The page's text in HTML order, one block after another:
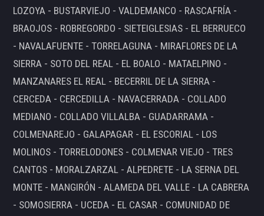
LOZOYA - BUSTARVIEJO - VALDEMANCO - RASCAFRÍA -
BRAOJOS - ROBREGORDO - SIETEIGLESIAS - EL BERRUECO
- NAVALAFUENTE - TORRELAGUNA - MIRAFLORES DE LA
SIERRA - SOTO DEL REAL - EL BOALO - MATAELPINO -
MANZANARES EL REAL - BECERRIL DE LA SIERRA -
CERCEDA - CERCEDILLA - NAVACERRADA - COLLADO
MEDIANO - COLLADO VILLALBA - GUADARRAMA -
COLMENAREJO - GALAPAGAR - EL ESCORIAL - LOS
MOLINOS - TORRELODONES - COLMENAR VIEJO - TRES
CANTOS - MORALZARZAL - ALPEDRETE - LA SERNA DEL
MONTE - MANGIRÓN - ALAMEDA DEL VALLE - LA CABRERA
- SOMOSIERRA - UCEDA - EL CASAR - COMUNIDAD DE